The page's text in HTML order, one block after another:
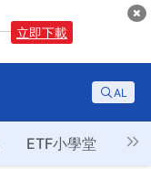
立即下載
AL
ETF小學堂